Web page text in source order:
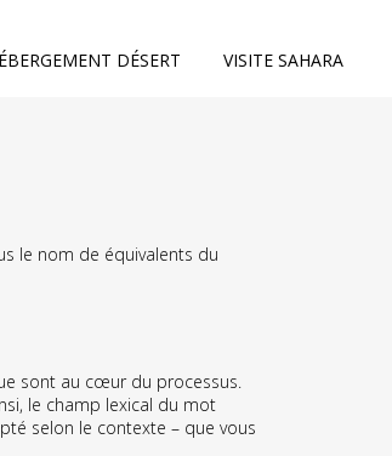
DÉSERT VISITE SAHARA
le nom de équivalents du
sont au cœur du processus.
le champ lexical du mot
selon le contexte – que vous